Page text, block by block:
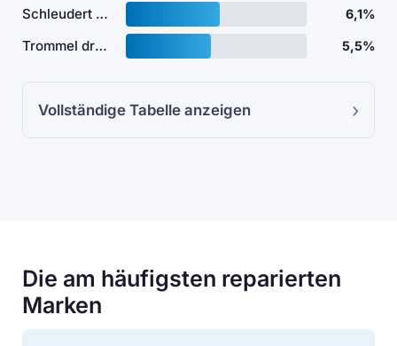
Schleudert nicht 6,1%
Trommel dreht nicht 5,5%
Vollständige Tabelle anzeigen
Die am häufigsten reparierten
Marken